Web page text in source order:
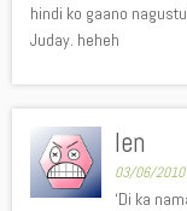
hindi ko gaano
Juday. heheh
len
03/06/2010
‘Di ka